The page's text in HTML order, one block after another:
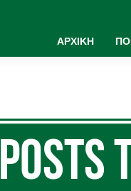
ΑΡΧΙΚΗ
Posts